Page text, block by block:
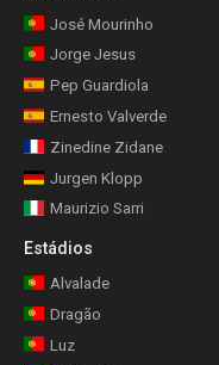
José Mourinho
Jorge Jesus
Pep Guardiola
Ernesto Valverde
Zinedine Zidane
Jurgen Klopp
Maurizio Sarri
Estádios
Alvalade
Dragão
Luz